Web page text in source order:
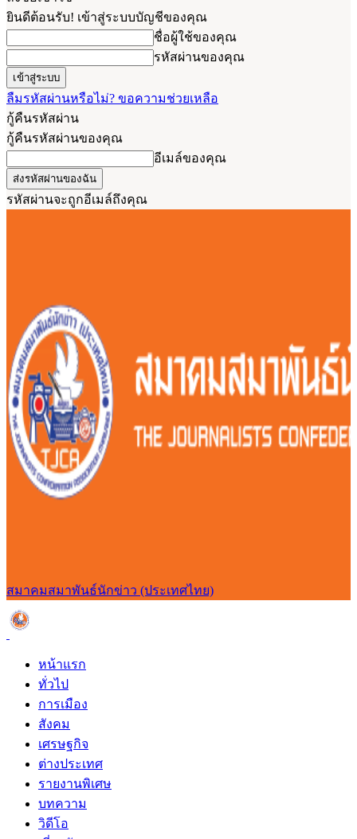
ยินดีต้อนรับ! เข้าสู่ระบบบัญชีของคุณ
ชื่อผู้ใช้ของคุณ
รหัสผ่านของคุณ
ลืมรหัสผ่านหรือไม่? ขอความช่วยเหลือ
กู้คืนรหัสผ่าน
กู้คืนรหัสผ่านของคุณ
อีเมล์ของคุณ
รหัสผ่านจะถูกอีเมล์ถึงคุณ
สมาคมสมาพันธ์นักข่าว (ประเทศไทย)
หน้าแรก
ทั่วไป
การเมือง
สังคม
เศรษฐกิจ
ต่างประเทศ
รายงานพิเศษ
บทความ
วิดีโอ